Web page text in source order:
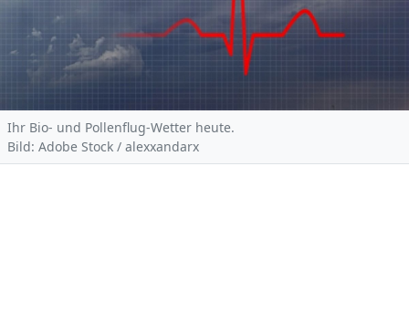
Ihr Bio- und Pollenflug-Wetter heute.
Bild: Adobe Stock / alexxandarx